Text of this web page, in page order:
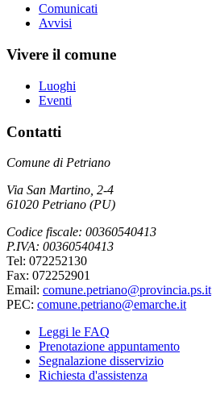
Comunicati
Avvisi
Vivere il comune
Luoghi
Eventi
Contatti
Comune di Petriano
Via San Martino, 2-4
61020 Petriano (PU)
Codice fiscale: 00360540413
P.IVA: 00360540413
Tel: 072252130
Fax: 072252901
Email: comune.petriano@provincia.ps.it
PEC: comune.petriano@emarche.it
Leggi le FAQ
Prenotazione appuntamento
Segnalazione disservizio
Richiesta d'assistenza